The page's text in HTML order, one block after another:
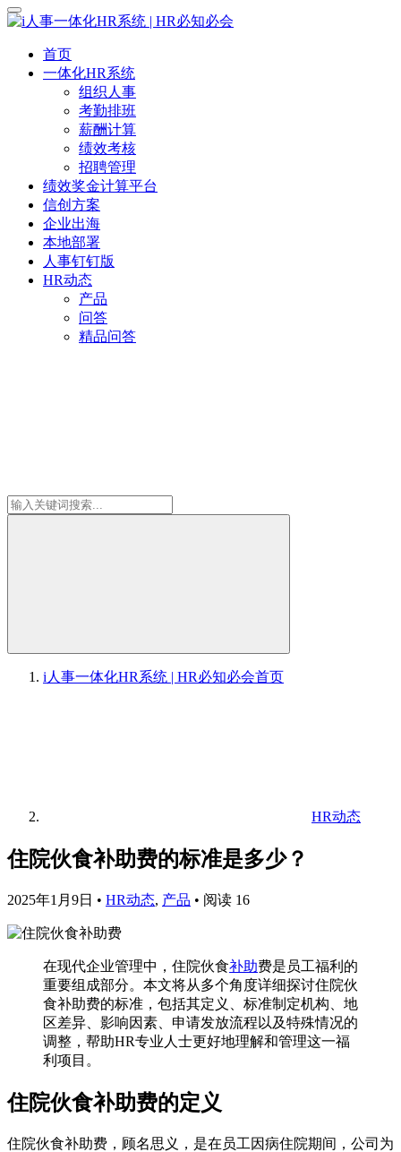
首页
一体化HR系统
组织人事
考勤排班
薪酬计算
绩效考核
招聘管理
绩效奖金计算平台
信创方案
企业出海
本地部署
人事钉钉版
HR动态
产品
问答
精品问答
i人事一体化HR系统 | HR必知必会首页
HR动态
住院伙食补助费的标准是多少？
2025年1月9日 • HR动态, 产品 • 阅读 16
在现代企业管理中，住院伙食补助费是员工福利的
重要组成部分。本文将从多个角度详细探讨住院伙
食补助费的标准，包括其定义、标准制定机构、地
区差异、影响因素、申请发放流程以及特殊情况的
调整，帮助HR专业人士更好地理解和管理这一福
利项目。
住院伙食补助费的定义
住院伙食补助费，顾名思义，是在员工因病住院期间，公司为